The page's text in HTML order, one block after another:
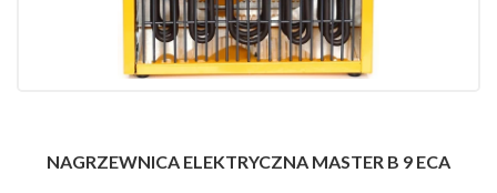
NAGRZEWNICA ELEKTRYCZNA MASTER B 9 ECA